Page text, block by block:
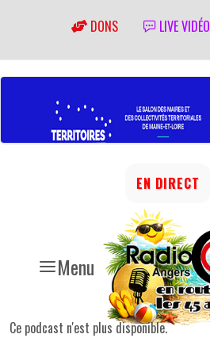
DONS LIVE VIDÉO
Menu
EN DIRECT
Ce podcast n'est plus disponible.